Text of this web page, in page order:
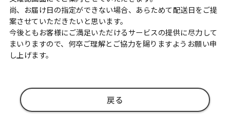
尚、お届け日の指定ができない場合、あらためて配送日をご提
案させていただきたいと思います。
今後ともお客様にご満足いただけるサービスの提供に尽力して
まいりますので、何卒ご理解とご協力を賜りますようお願い申
し上げます。
戻る